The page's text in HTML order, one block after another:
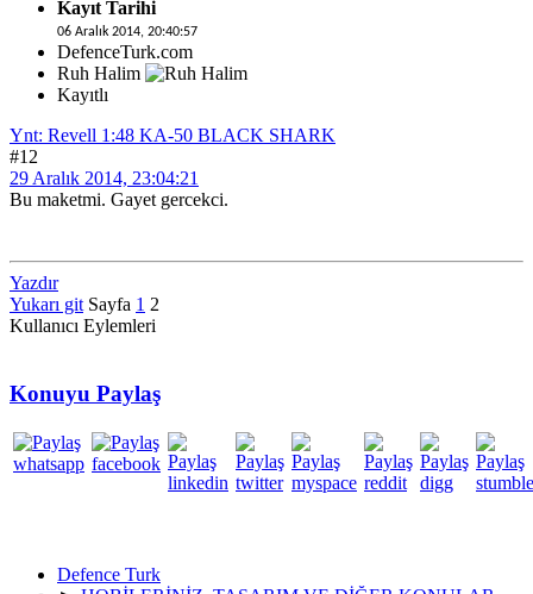
Kayıt Tarihi
06 Aralık 2014, 20:40:57
DefenceTurk.com
Ruh Halim
Kayıtlı
Ynt: Revell 1:48 KA-50 BLACK SHARK
#12
29 Aralık 2014, 23:04:21
Bu maketmi. Gayet gercekci.
Yazdır
Yukarı git Sayfa 1 2
Kullanıcı Eylemleri
Konuyu Paylaş
Defence Turk